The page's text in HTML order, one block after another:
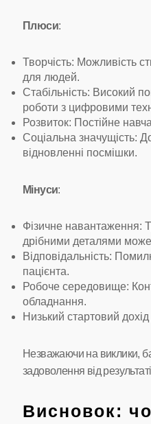
Плюси:
Творчість: Можливість
для людей.
Стабільність: Високий
роботи з цифровими
Розвиток: Постійне
Соціальна значущість:
відновленні посмішки.
Мінуси:
Фізичне навантаження:
дрібними деталями
Відповідальність:
пацієнта.
Робоче середовище:
обладнання.
Низький стартовий
Незважаючи на виклики,
задоволення від
Висновок: